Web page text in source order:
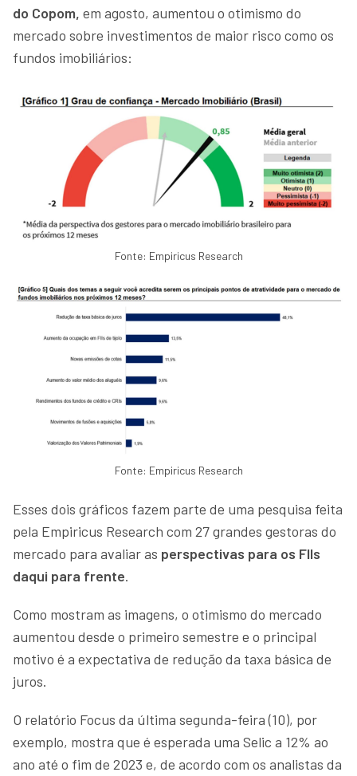
do Copom, em agosto, aumentou o otimismo do
mercado sobre investimentos de maior risco como os
fundos imobiliários:
Fonte: Empiricus Research
Fonte: Empiricus Research
Esses dois gráficos fazem parte de uma pesquisa feita
pela Empiricus Research com 27 grandes gestoras do
mercado para avaliar as perspectivas para os FIIs
daqui para frente.
Como mostram as imagens, o otimismo do mercado
aumentou desde o primeiro semestre e o principal
motivo é a expectativa de redução da taxa básica de
juros.
O relatório Focus da última segunda-feira (10), por
exemplo, mostra que é esperada uma Selic a 12% ao
ano até o fim de 2023 e, de acordo com os analistas da